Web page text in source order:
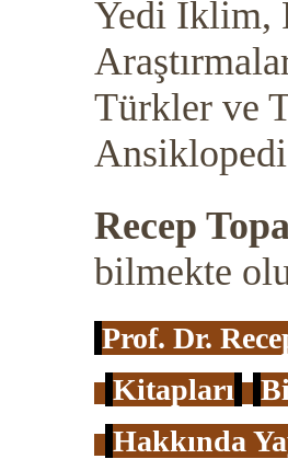
Yedi İklim,
Türkler ve
Recep
bilmekte
Prof. Dr.
Kitapları
Hakkında